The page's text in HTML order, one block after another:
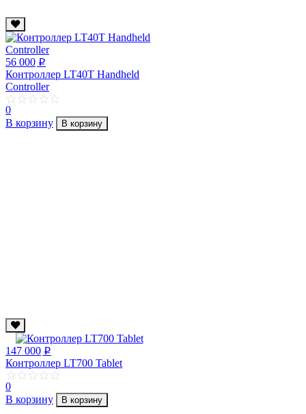
56 000 p
Контроллер LT40T Handheld
Controller
0
В корзину
В корзину
147 000 p
Контроллер LT700 Tablet
0
В корзину
В корзину